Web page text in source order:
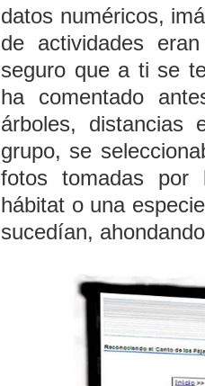
datos numéricos,
de actividades
seguro que a ti se
ha comentado
árboles, distancias
grupo, se
fotos tomadas por
hábitat o una
sucedían,